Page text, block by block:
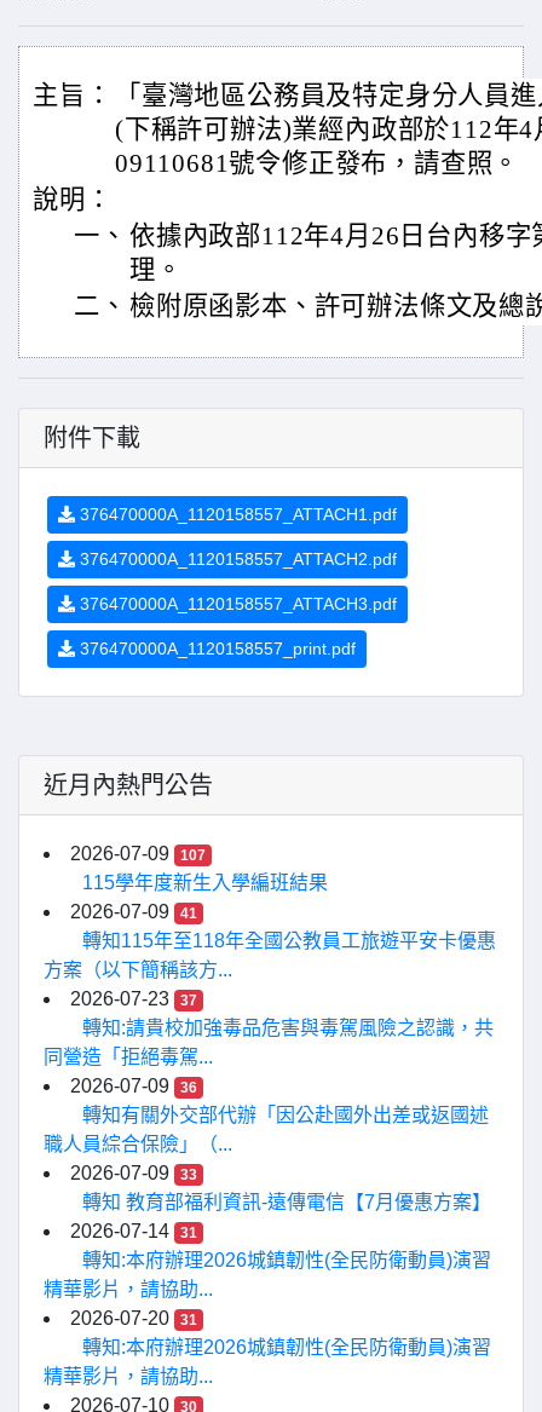
主旨：
「臺灣地區公務員及特定身分人員
(下稱許可辦法)業經內政部於112年
09110681號令修正發布，請查照。
說明：
一、 依據內政部112年4月26日台內移字
理。
二、 檢附原函影本、許可辦法條文及總
附件下載
376470000A_1120158557_ATTACH1.pdf
376470000A_1120158557_ATTACH2.pdf
376470000A_1120158557_ATTACH3.pdf
376470000A_1120158557_print.pdf
近月內熱門公告
2026-07-09 107
115學年度新生入學編班結果
2026-07-09
41
轉知115年至118年全國公教員工旅遊平安卡優惠
方案（以下簡稱該方...
2026-07-23
37
轉知:請貴校加強毒品危害與毒駕風險之認識，共
同營造「拒絕毒駕...
2026-07-09
36
轉知有關外交部代辦「因公赴國外出差或返國述
職人員綜合保險」（...
2026-07-09
33
轉知 教育部福利資訊-遠傳電信【7月優惠方案】
2026-07-14
31
轉知:本府辦理2026城鎮韌性(全民防衛動員)演習
精華影片，請協助...
2026-07-20
31
轉知:本府辦理2026城鎮韌性(全民防衛動員)演習
精華影片，請協助...
2026-07-10
30